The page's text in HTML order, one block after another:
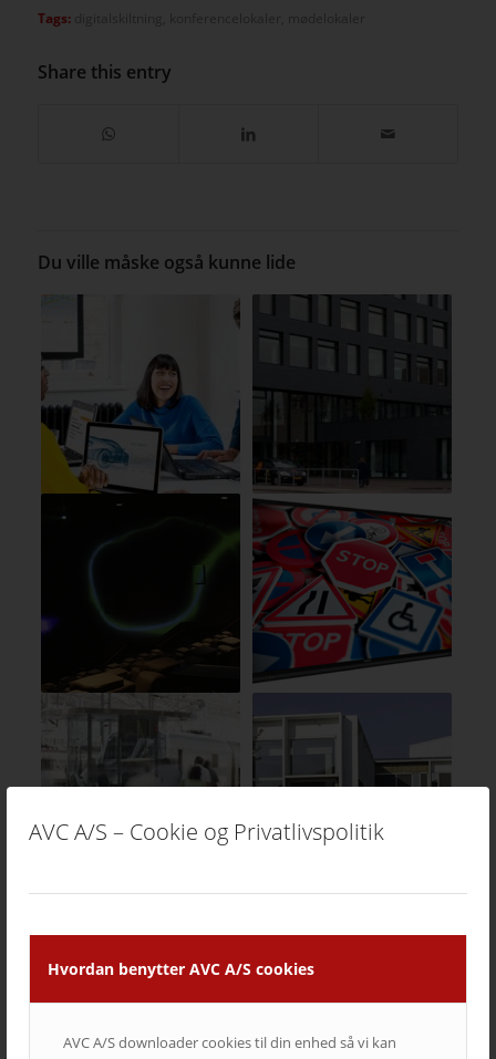
AVC A/S – Cookie og Privatlivspolitik
Hvordan benytter AVC A/S cookies
AVC A/S downloader cookies til din enhed så vi kan
Tags:
Share this entry
Du ville måske også kunne lide